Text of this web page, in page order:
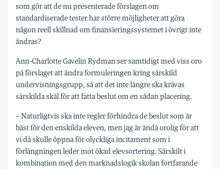
som gör att de nu presenterade förslagen om
standardiserade tester har större möjligheter att göra
någon reell skillnad om finansieringssystemet i övrigt inte
ändras?
Ann-Charlotte Gavelin Rydman ser samtidigt med viss oro
på förslaget att ändra formuleringen kring särskild
undervisningsgrupp, så att det inte längre ska krävas
särskilda skäl för att fatta beslut om en sådan placering.
– Naturligtvis ska inte regler förhindra de beslut som är
bäst för den enskilda eleven, men jag är ändå orolig för att
vi då skulle öppna för olyckliga incitament som i
förlängningen leder mot ökad elevsortering. Särskilt i
kombination med den marknadslogik skolan fortfarande